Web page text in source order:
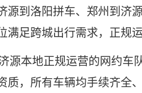
源到洛阳拼车、郑州到济
满足跨城出行需求，正规
源本地正规运营的网约车
质，所有车辆均手续齐全